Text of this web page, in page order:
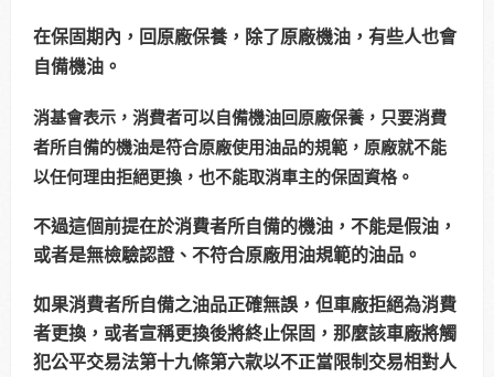
在保固期內，回原廠保養，除了原廠機油，有些人也會
自備機油。
消基會表示，消費者可以自備機油回原廠保養，只要消費
者所自備的機油是符合原廠使用油品的規範，原廠就不能
以任何理由拒絕更換，也不能取消車主的保固資格。
不過這個前提在於消費者所自備的機油，不能是假油，
或者是無檢驗認證、不符合原廠用油規範的油品。
如果消費者所自備之油品正確無誤，但車廠拒絕為消費
者更換，或者宣稱更換後將終止保固，那麼該車廠將觸
犯公平交易法第十九條第六款以不正當限制交易相對人